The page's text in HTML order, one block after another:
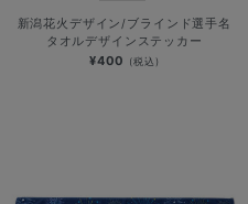
新潟花火デザイン/ブラインド選手名
タオルデザインステッカー
¥400 (税込)